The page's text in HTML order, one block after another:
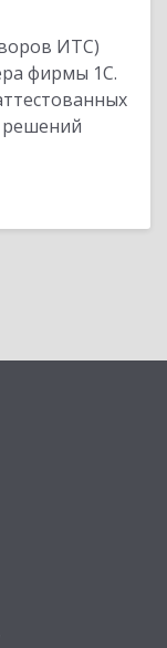
ИТС)
фирмы 1С.
решений